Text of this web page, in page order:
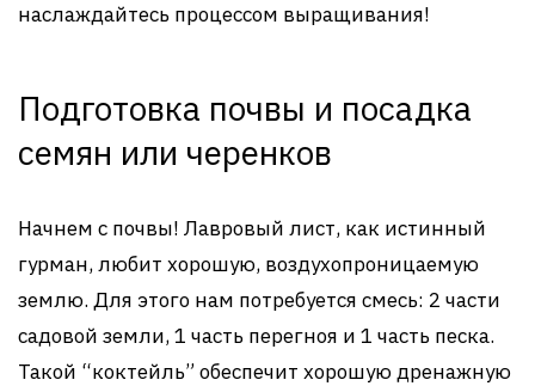
наслаждайтесь процессом выращивания!
Подготовка почвы и посадка
семян или черенков
Начнем с почвы! Лавровый лист, как истинный
гурман, любит хорошую, воздухопроницаемую
землю. Для этого нам потребуется смесь: 2 части
садовой земли, 1 часть перегноя и 1 часть песка.
Такой “коктейль” обеспечит хорошую дренажную